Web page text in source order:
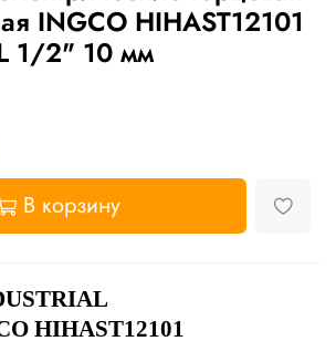
INGCO HIHAST12101
1/2" 10 мм
В корзину
HIHAST12101